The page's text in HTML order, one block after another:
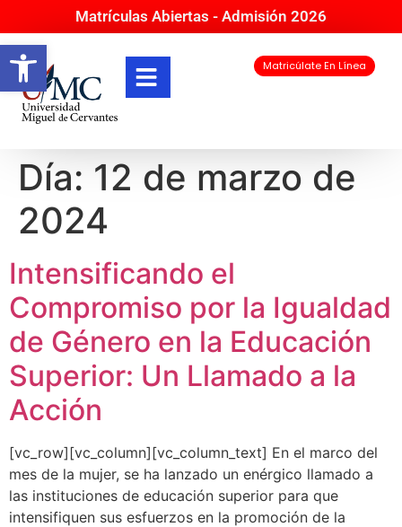
Abrir barra de herramientas
Matrículas Abiertas - Admisión 2026
Matricúlate En Línea
Día: 12 de marzo de
2024
Intensificando el
Compromiso por la Igualdad
de Género en la Educación
Superior: Un Llamado a la
Acción
[vc_row][vc_column][vc_column_text] En el marco del
mes de la mujer, se ha lanzado un enérgico llamado a
las instituciones de educación superior para que
intensifiquen sus esfuerzos en la promoción de la